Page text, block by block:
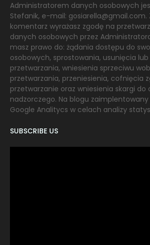
Administratorem danych osobowych
Stefanik, e-mail: gosiarella@gmail.com.
komentarz wyrażasz zgodę na
danych osobowych przez
masz prawo do: żądania dostępu do
osobowych, sprostowania, usunięcia
przetwarzania, wniesienia sprzeciwu
przetwarzania, przeniesienia, cofnięcia
przetwarzanie oraz wniesienia skargi do
nadzorczego. Na blogu
Google Analitycs w celach analizy
SUBSCRIBE US